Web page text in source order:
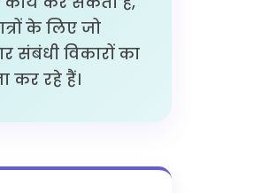
के लिए जो
संबंधी विकारों का
कर रहे हैं।